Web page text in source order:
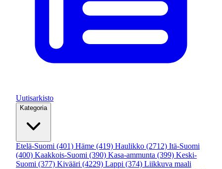
Uutisarkisto
Kategoria
Etelä-Suomi (401) Häme (419) Haulikko (2712) Itä-Suomi
(400) Kaakkois-Suomi (390) Kasa-ammunta (399) Keski-
Suomi (377) Kivääri (4229) Lappi (374) Liikkuva maali